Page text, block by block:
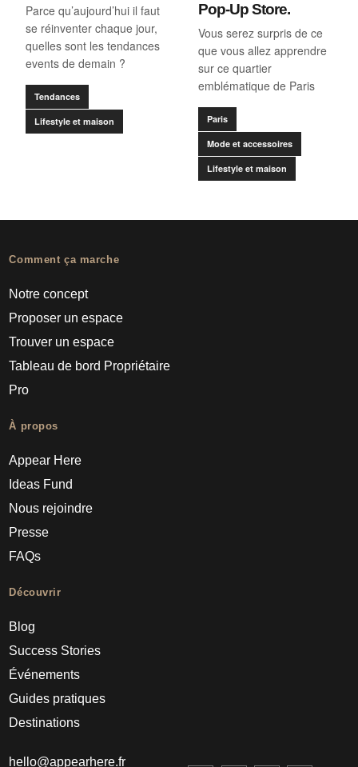
Parce qu’aujourd’hui il faut
se réinventer chaque jour,
quelles sont les tendances
events de demain ?
Tendances
Lifestyle et maison
Pop-Up Store.
Vous serez surpris de ce
que vous allez apprendre
sur ce quartier
emblématique de Paris
Paris
Mode et accessoires
Lifestyle et maison
Comment ça marche
Notre concept
Proposer un espace
Trouver un espace
Tableau de bord Propriétaire
Pro
À propos
Appear Here
Ideas Fund
Nous rejoindre
Presse
FAQs
Découvrir
Blog
Success Stories
Événements
Guides pratiques
Destinations
hello@appearhere.fr